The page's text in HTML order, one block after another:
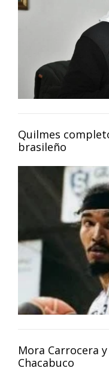
Quilmes
brasileño
Mora Carrocera
Chacabuco